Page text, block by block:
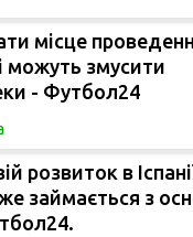
місце
можуть змусити
- Футбол24
розвиток в
займається з